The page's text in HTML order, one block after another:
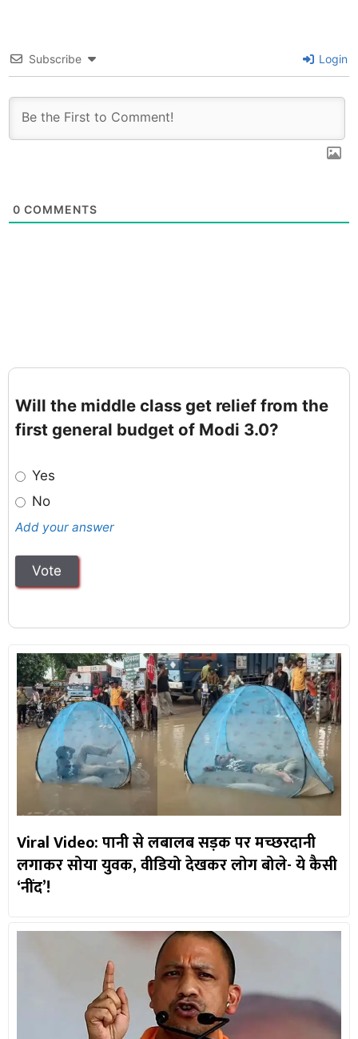
Subscribe Login
0 COMMENTS
Will the middle class get relief from the
first general budget of Modi 3.0?
Yes
No
Add your answer
Viral Video: पानी से लबालब सड़क पर मच्छरदानी
लगाकर सोया युवक, वीडियो देखकर लोग बोले- ये कैसी
‘नींद’!